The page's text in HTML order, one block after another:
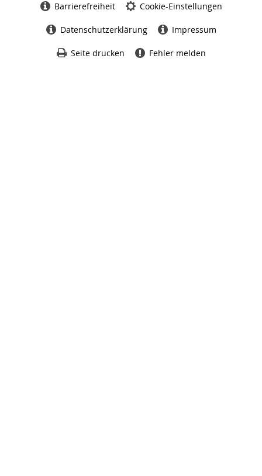
Barrierefreiheit Cookie-Einstellungen
Datenschutzerklärung Impressum
Seite drucken Fehler melden